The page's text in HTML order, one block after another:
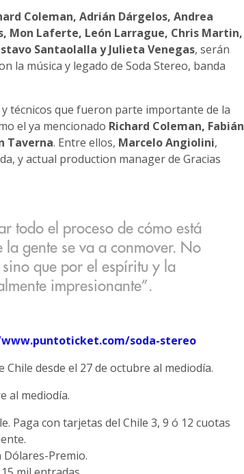
Coleman, Adrián Dárgelos, Andrea
Mon Laferte, León Larrague, Chris Martin,
Santaolalla y Julieta Venegas, serán
la música y legado de Soda Stereo, banda
técnicos que fueron parte importante de la
el ya mencionado Richard Coleman, Fabián
Taverna. Entre ellos, Marcelo Angiolini,
y actual production manager de Gracias
todo el proceso de cómo está
la gente se va a conmover. No
que por el espíritu y la
impresionante”.
soda-stereo
Chile desde el 27 de octubre al mediodía.
al mediodía.
Paga con tarjetas del Chile 3, 9 ó 12 cuotas
Dólares-Premio.